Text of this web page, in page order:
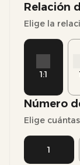
Relación
Elige la
1:1
Número
Elige
1